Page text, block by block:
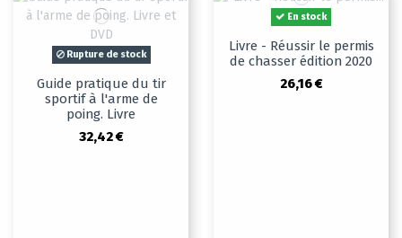
Rupture de stock
Guide pratique du tir
sportif à l'arme de
poing. Livre
32,42 €
En stock
Livre - Réussir le permis
de chasser édition 2020
26,16 €